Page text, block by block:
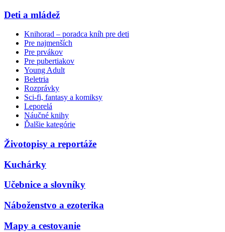
Deti a mládež
Knihorad – poradca kníh pre deti
Pre najmenších
Pre prvákov
Pre pubertiakov
Young Adult
Beletria
Rozprávky
Sci-fi, fantasy a komiksy
Leporelá
Náučné knihy
Ďalšie kategórie
Životopisy a reportáže
Kuchárky
Učebnice a slovníky
Náboženstvo a ezoterika
Mapy a cestovanie